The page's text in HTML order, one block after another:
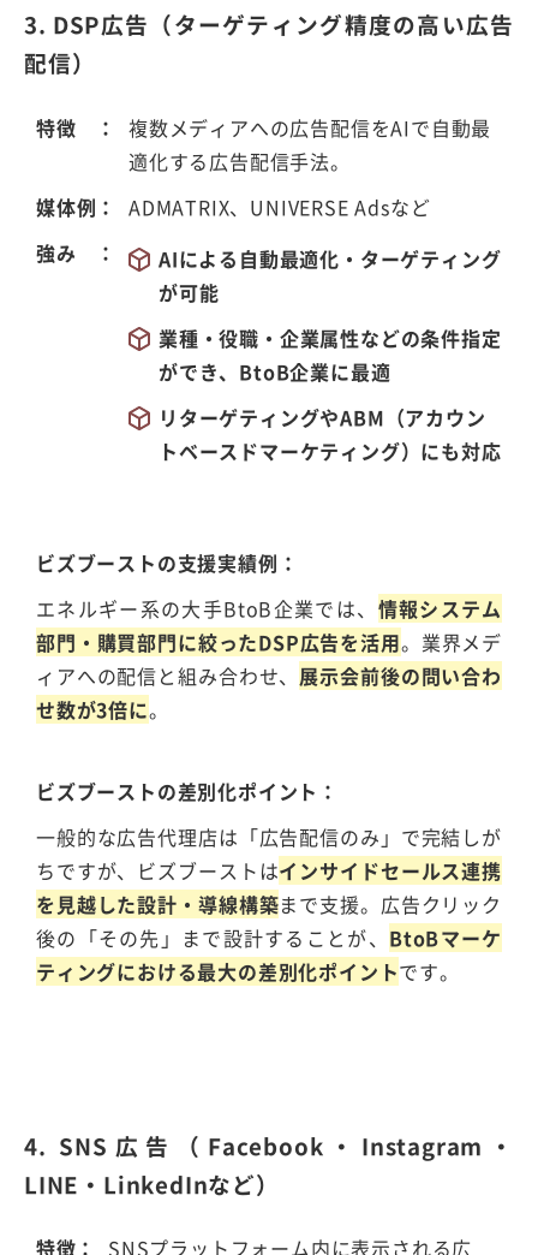
3. DSP広告（ターゲティング精度の高い広告
配信）
特徴
複数メディアへの広告配信をAIで自動最
適化する広告配信手法。
媒体例
ADMATRIX、UNIVERSE Adsなど
強み
AIによる自動最適化・ターゲティング
が可能
業種・役職・企業属性などの条件指定
ができ、BtoB企業に最適
リターゲティングやABM（アカウン
トベースドマーケティング）にも対応
ビズブーストの支援実績例
エネルギー系の大手BtoB企業では、 情報システム
部門・購買部門に絞ったDSP広告を活用。業界メデ
ィアへの配信と組み合わせ、 展示会前後の問い合わ
せ数が3倍に。
ビズブーストの差別化ポイント
一般的な広告代理店は「広告配信のみ」で完結しが
ちですが、ビズブーストはインサイドセールス連携
を見越した設計・導線構築まで支援。広告クリック
後の「その先」まで設計することが、 BtoBマーケ
ティングにおける最大の差別化ポイントです。
4. SNS広告（Facebook・Instagram・
LINE・LinkedInなど）
特徴 SNSプラットフォーム内に表示される広